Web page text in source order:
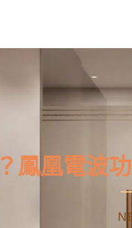
鳳凰電波